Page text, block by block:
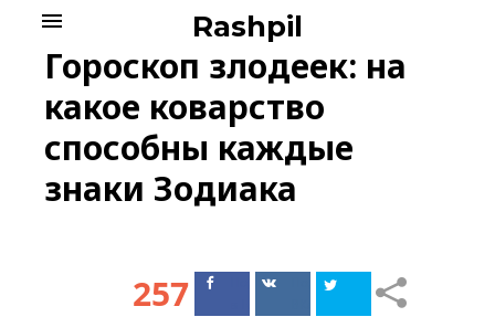
content
Rashpil
menu
Гороскоп злодеек: на
какое коварство
способны каждые
знаки Зодиака
257
ПоделитьсяПоделиться